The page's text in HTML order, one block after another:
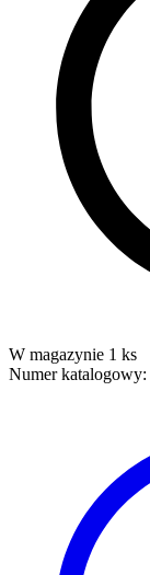
W magazynie 1 ks
Numer katalogowy: